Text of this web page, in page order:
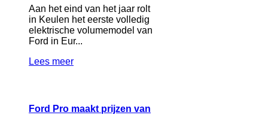
Aan het eind van het jaar rolt
in Keulen het eerste volledig
elektrische volumemodel van
Ford in Eur...
Lees meer
Ford Pro maakt prijzen van